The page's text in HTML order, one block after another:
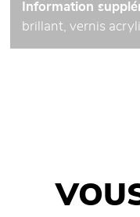
Information
brillant, vernis